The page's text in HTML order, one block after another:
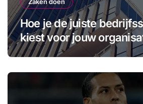
Hoe je de juiste
kiest voor jouw